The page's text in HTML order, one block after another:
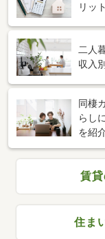
リッ
二人
収入
同棲
らし
を紹
賃
住ま